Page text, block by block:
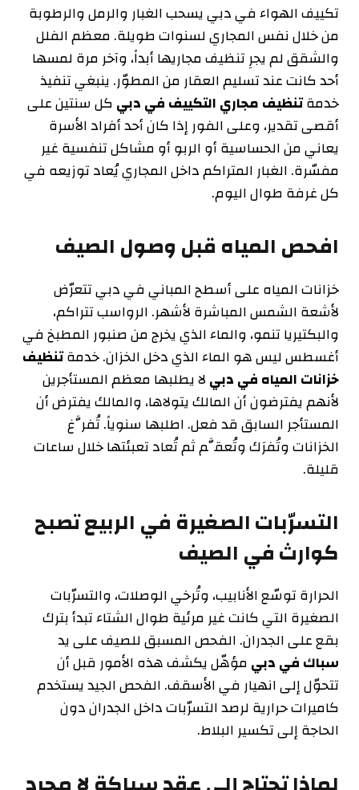
تكييف الهواء في دبي يسحب الغبار والرمل والرطوبة
من خلال نفس المجاري لسنوات طويلة. معظم الفلل
والشقق لم يجرِ تنظيف مجاريها أبداً، وآخر مرة لمسها
أحد كانت عند تسليم العقار من المطوّر. ينبغي تنفيذ
خدمةتنظيف مجاري التكييف في دبيكل سنتين على
أقصى تقدير، وعلى الفور إذا كان أحد أفراد الأسرة
يعاني من الحساسية أو الربو أو مشاكل تنفسية غير
مفسّرة. الغبار المتراكم داخل المجاري يُعاد توزيعه في
كل غرفة طوال اليوم.
افحص المياه قبل وصول الصيف
خزانات المياه على أسطح المباني في دبي تتعرّض
لأشعة الشمس المباشرة لأشهر. الرواسب تتراكم،
والبكتيريا تنمو، والماء الذي يخرج من صنبور المطبخ في
أغسطس ليس هو الماء الذي دخل الخزان. خدمةتنظيف
خزانات المياه في دبيلا يطلبها معظم المستأجرين
لأنهم يفترضون أن المالك يتولاها، والمالك يفترض أن
المستأجر السابق قد فعل. اطلبها سنوياً. تُفرَّغ
الخزانات وتُفرَك وتُعقَّم ثم تُعاد تعبئتها خلال ساعات
قليلة.
التسرّبات الصغيرة في الربيع تصبح
كوارث في الصيف
الحرارة توسّع الأنابيب، وتُرخي الوصلات، والتسرّبات
الصغيرة التي كانت غير مرئية طوال الشتاء تبدأ بترك
بقع على الجدران. الفحص المسبق للصيف على يد
سباك في دبيمؤهّل يكشف هذه الأمور قبل أن
تتحوّل إلى انهيار في الأسقف. الفحص الجيد يستخدم
كاميرات حرارية لرصد التسرّبات داخل الجدران دون
الحاجة إلى تكسير البلاط.